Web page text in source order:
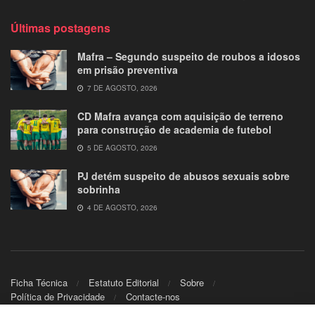
Últimas postagens
Mafra – Segundo suspeito de roubos a idosos
em prisão preventiva
7 DE AGOSTO, 2026
CD Mafra avança com aquisição de terreno
para construção de academia de futebol
5 DE AGOSTO, 2026
PJ detém suspeito de abusos sexuais sobre
sobrinha
4 DE AGOSTO, 2026
Ficha Técnica Estatuto Editorial
Sobre
Política de Privacidade
Contacte-nos